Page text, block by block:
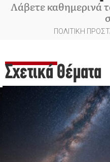
Λάβετε καθημερινά
ΠΟΛΙΤΙΚΗ
Σχετικά Θέματα